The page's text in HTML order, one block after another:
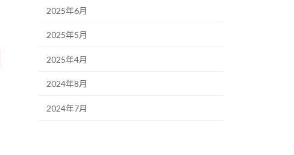
2025年6月
2025年5月
2025年4月
2024年8月
2024年7月